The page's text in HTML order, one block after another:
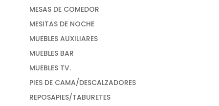
MESAS DE COMEDOR
MESITAS DE NOCHE
MUEBLES AUXILIARES
MUEBLES BAR
MUEBLES TV.
PIES DE CAMA/DESCALZADORES
REPOSAPIES/TABURETES